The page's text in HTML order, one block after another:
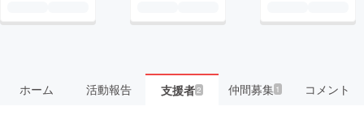
ホーム 活動報告 支援者2 仲間募集 1 コメント